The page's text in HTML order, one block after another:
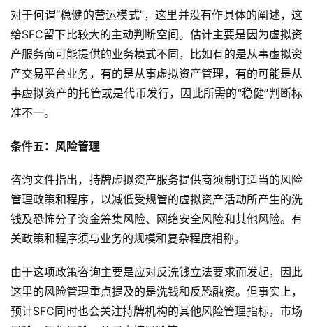
对于何谓“稳健的营运模式”，这里并没有作具体的阐述，这
给SFC留下比较大的主动判断空间。估计主要是因为虚拟资
产服务商可能提供的业务模式不同，比如有的是从事虚拟资
产交易平台业务，有的是从事虚拟资产管理，有的可能是从
事虚拟资产的托管或是代币发行，因此所需的“稳健”判断标
准不一。
条件五：风险管理
咨询文件指出，持牌虚拟资产服务提供商须制订适当的风险
管理政策和程序，以减低受规管的虚拟资产活动所产生的洗
钱及恐怖分子资金筹集风险、网络安全风险和其他风险。有
关政策和程序须与业务的规模和复杂程度相称。
由于这项政策咨询主要是应对反洗钱立法要求而发起，因此
这里的风险管理重点提及的是洗钱和反恐融资。但事实上，
预计SFC同时也会关注持牌机构的其他风险管理指标，市场